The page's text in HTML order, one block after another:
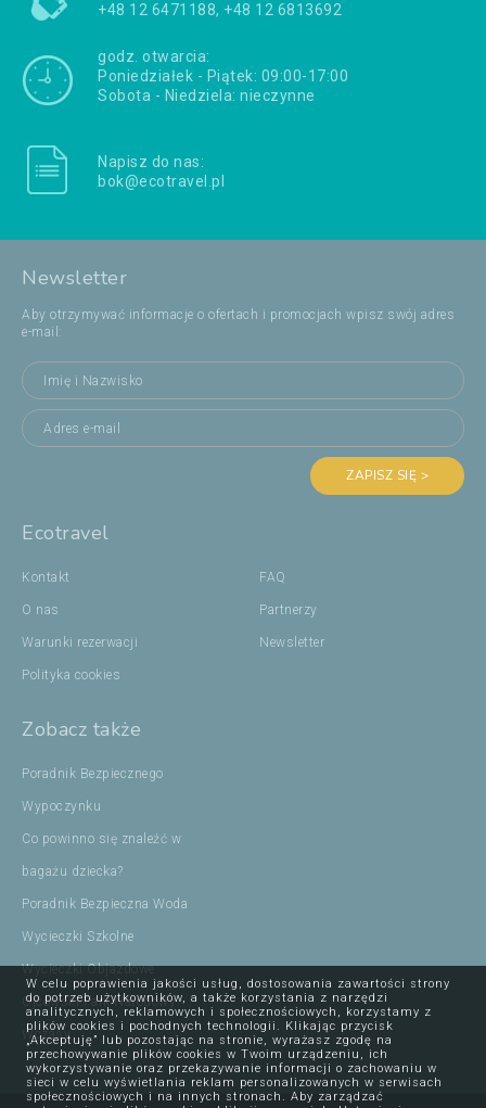
+48 12 6471188, +48 12 6813692
godz. otwarcia:
Poniedziałek - Piątek: 09:00-17:00
Sobota - Niedziela: nieczynne
Napisz do nas:
bok@ecotravel.pl
Newsletter
Aby otrzymywać informacje o ofertach i promocjach wpisz swój adres
e-mail:
ZAPISZ SIĘ >
Ecotravel
Kontakt
O nas
Warunki rezerwacji
Polityka cookies
FAQ
Partnerzy
Newsletter
Zobacz także
Poradnik Bezpiecznego
Wypoczynku
Co powinno się znaleźć w
bagażu dziecka?
Poradnik Bezpieczna Woda
Wycieczki Szkolne
Wycieczki Objazdowe
Ojcowski Park Narodowy
Wczasy
W celu poprawienia jakości usług, dostosowania zawartości strony
do potrzeb użytkowników, a także korzystania z narzędzi
analitycznych, reklamowych i społecznościowych, korzystamy z
plików cookies i pochodnych technologii. Klikając przycisk
„Akceptuję” lub pozostając na stronie, wyrażasz zgodę na
przechowywanie plików cookies w Twoim urządzeniu, ich
wykorzystywanie oraz przekazywanie informacji o zachowaniu w
sieci w celu wyświetlania reklam personalizowanych w serwisach
społecznościowych i na innych stronach. Aby zarządzać